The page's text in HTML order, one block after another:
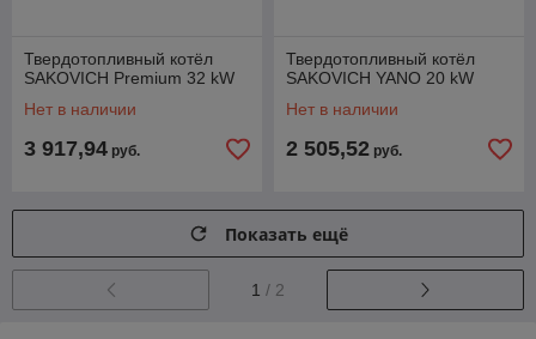
Твердотопливный котёл
SAKOVICH Premium 32 kW
Нет в наличии
3 917,94 руб.
Твердотопливный котёл
SAKOVICH YANO 20 kW
Нет в наличии
2 505,52 руб.
Показать ещё
1 / 2